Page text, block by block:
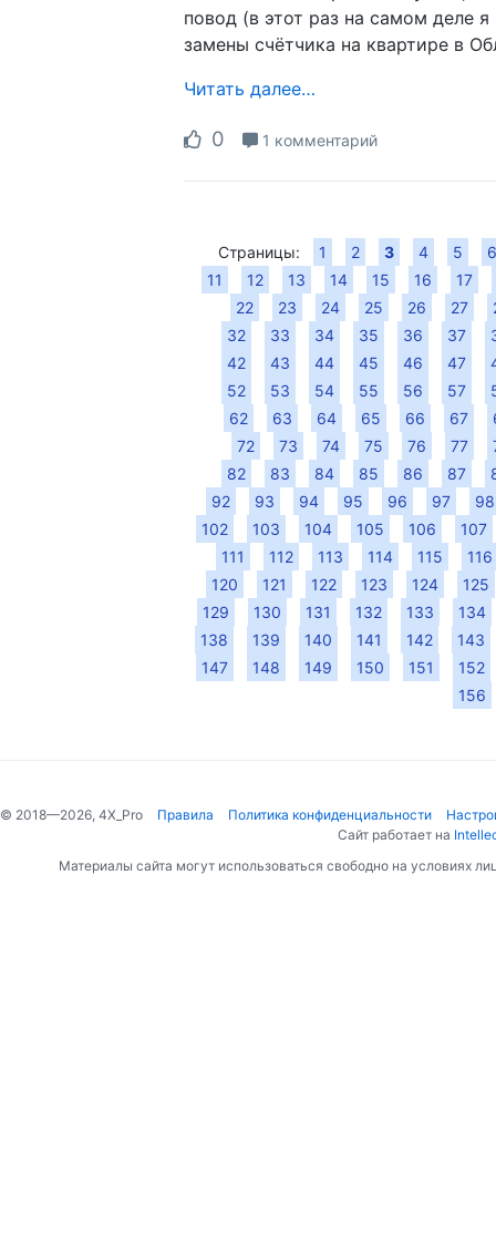
повод (в этот раз на самом деле я
замены счётчика на квартире в
Читать далее…
0 1 комментарий
Страницы: 1 2 3 4 5
6
11
12 13 14 15 16
17
22
23 24 25 26 27
32
33 34 35 36 37
42
43 44 45 46 47
52
53 54 55 56 57
62
63 64 65 66 67
72
73 74 75 76 77
82
83 84 85 86 87
92
93 94 95 96 97
98
102
103 104 105 106
107
111
112 113 114 115
116
120
121 122 123 124
125
129
130 131 132 133
134
138
139 140 141 142
143
147
148 149 150 151
152
156
© 2018—2026, 4X_Pro Правила Политика конфиденциальности
Сайт работает на
Материалы сайта могут использоваться свободно на условиях